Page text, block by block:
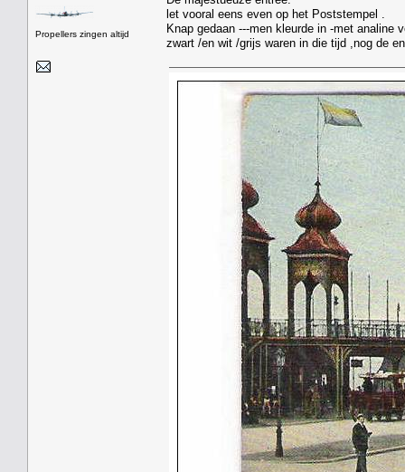
Propellers zingen altijd
let vooral eens even op het Poststempel .
Knap gedaan ---men kleurde in -met analine
zwart /en wit /grijs waren in die tijd ,nog de